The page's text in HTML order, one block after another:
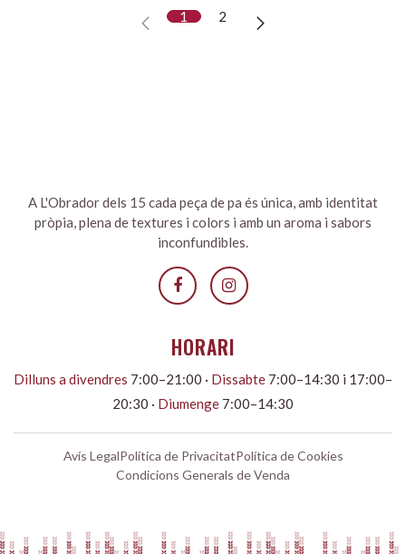
1 2
A L'Obrador dels 15 cada peça de pa és única, amb identitat
pròpia, plena de textures i colors i amb un aroma i sabors
inconfundibles.
HORARI
Dilluns a divendres 7:00–21:00 · Dissabte 7:00–14:30 i 17:00–
20:30 · Diumenge 7:00–14:30
Avís LegalPolítica de PrivacitatPolítica de Cookies
Condicions Generals de Venda